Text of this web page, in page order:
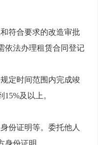
符合要求的改造审批
依法办理租赁合同登记
定时间范围内完成竣
15%及以上。
份证明等。委托他人